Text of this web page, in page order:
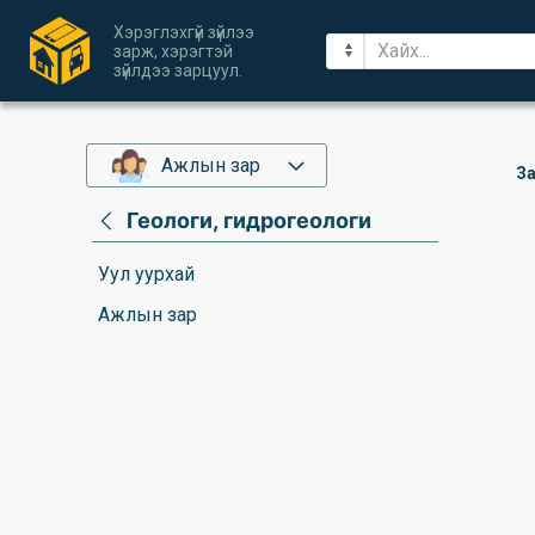
Хэрэглэхгүй зүйлээ
зарж, хэрэгтэй
зүйлдээ зарцуул.
Ажлын зар
Геологи, гидрогеологи
Уул уурхай
Ажлын зар